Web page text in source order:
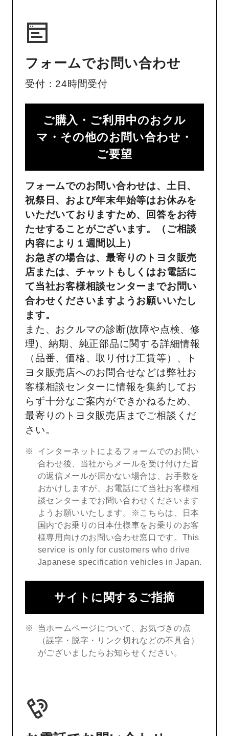
フォームでお問い合わせ
受付：24時間受付
ご購入・ご利用中のおクル
マ・その他のお問い合わせ・
ご要望​
フォームでのお問い合わせは、土日、
祝祭日、および年末年始等はお休みを
いただいておりますため、回答をお待
たせすることがございます。（ご相談
内容により１週間以上）
お急ぎの場合は、最寄りのトヨタ販売
店または、チャットもしくはお電話に
て当社お客様相談センターまでお問い
合わせくださいますようお願いいたし
ます。
また、おクルマの診断(故障や点検、修
理)、納期、純正部品に関する詳細情報
（品番、価格、取り付け工賃等）、ト
ヨタ販売店へのお問合せなどは弊社お
客様相談センターに情報を集約してお
らず十分なご案内ができかねるため、
最寄りのトヨタ販売店までご相談くだ
さい。
インターネットによるフォームでのお問い
合わせ後、当社からメールを受け付けた旨
の返信メールが届かない場合は、お手数を
おかけしますが、お電話にて当社お客様相
談センターまでお問い合わせくださいます
ようお願いいたします。※こちらは、日本
国内でお乗りの日本仕様車をお乗りのお客
様専用向けのお問い合わせ窓口です。This
service is only for customers who drive
Japanese specification vehicles in Japan.
サイトに関するご指摘
当ホームページについて、お気づきの点
（誤字・脱字・リンク切れなどの不具合）
がございましたらお知らせください。